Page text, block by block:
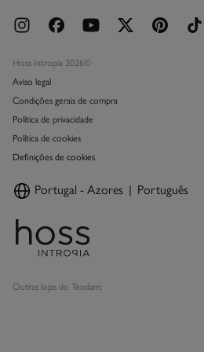
Hoss Intropia 2026©
Aviso legal
Condições gerais de compra
Política de privacidade
Política de cookies
Definições de cookies
Portugal - Azores Português
Outras lojas do Tendam: